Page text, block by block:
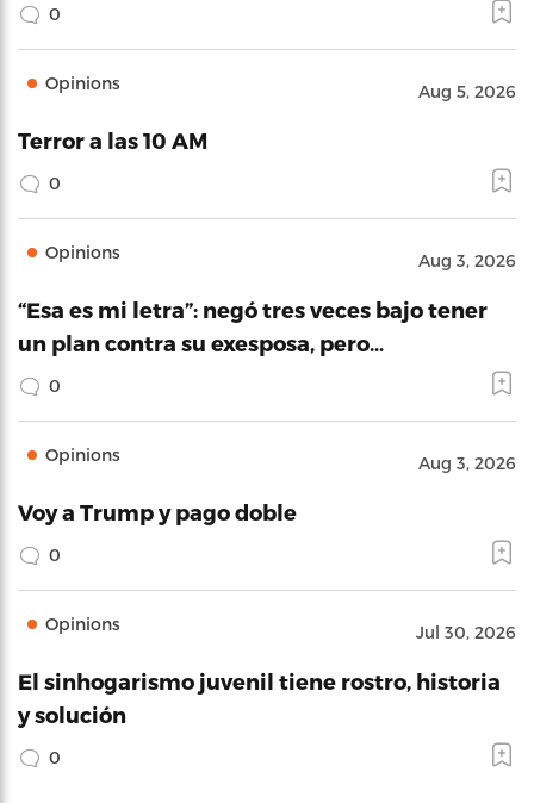
0
Opinions Aug 5, 2026
Terror a las 10 AM
0
Opinions Aug 3, 2026
“Esa es mi letra”: negó tres veces bajo tener
un plan contra su exesposa, pero…
0
Opinions Aug 3, 2026
Voy a Trump y pago doble
0
Opinions Jul 30, 2026
El sinhogarismo juvenil tiene rostro, historia
y solución
0